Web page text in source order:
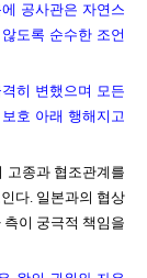
공사관은 자연스
도록 순수한 조언
히 변했으며 모든
호 아래 행해지고
고종과 협조관계를
다. 일본과의 협상
이 궁극적 책임을